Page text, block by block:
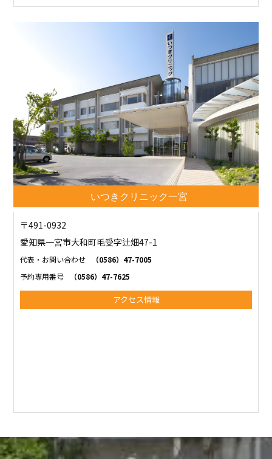
いつきクリニック一宮
〒491-0932
愛知県一宮市大和町毛受字辻畑47-1
代表・お問い合わせ
（0586）47-7005
予約専用番号
（0586）47-7625
アクセス情報